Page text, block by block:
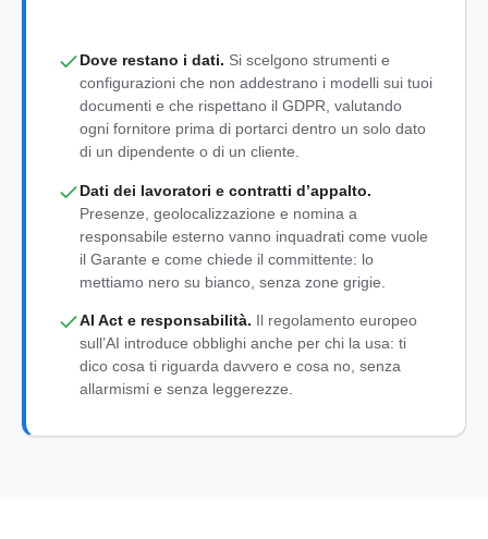
Dove restano i dati. Si scelgono strumenti e
configurazioni che non addestrano i modelli sui tuoi
documenti e che rispettano il GDPR, valutando
ogni fornitore prima di portarci dentro un solo dato
di un dipendente o di un cliente.
Dati dei lavoratori e contratti d’appalto.
Presenze, geolocalizzazione e nomina a
responsabile esterno vanno inquadrati come vuole
il Garante e come chiede il committente: lo
mettiamo nero su bianco, senza zone grigie.
AI Act e responsabilità. Il regolamento europeo
sull’AI introduce obblighi anche per chi la usa: ti
dico cosa ti riguarda davvero e cosa no, senza
allarmismi e senza leggerezze.